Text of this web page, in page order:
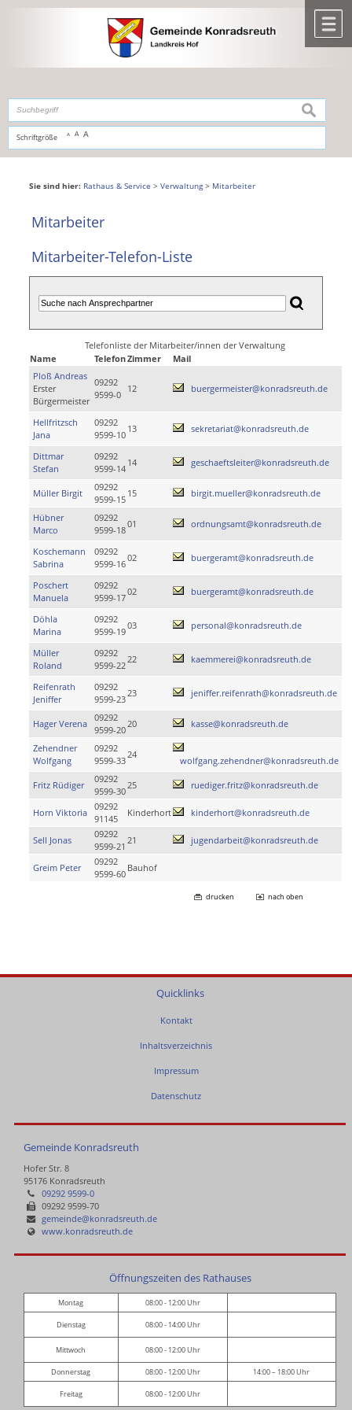
,zur Navigationoderzur Startseitespringen.
Schriftgröße A A A
suchen
Sie sind hier: Rathaus & Service > Verwaltung> Mitarbeiter
Mitarbeiter
Mitarbeiter-Telefon-Liste
Telefonliste der Mitarbeiter/innen der Verwaltung
Name
TelefonZimmer
Mail
Ploß Andreas
Erster
Bürgermeister
09292
9599-0
12 buergermeister@konradsreuth.de
Hellfritzsch
Jana
09292
9599-10
13 sekretariat@konradsreuth.de
Dittmar
Stefan
09292
9599-14
14 geschaeftsleiter@konradsreuth.de
Müller Birgit
09292
9599-15
15 birgit.mueller@konradsreuth.de
Hübner
Marco
09292
9599-18
01 ordnungsamt@konradsreuth.de
Koschemann
Sabrina
09292
9599-16
02 buergeramt@konradsreuth.de
Poschert
Manuela
09292
9599-17
02 buergeramt@konradsreuth.de
Döhla
Marina
09292
9599-19
03 personal@konradsreuth.de
Müller
Roland
09292
9599-22
22 kaemmerei@konradsreuth.de
Reifenrath
Jeniffer
09292
9599-23
23 jeniffer.reifenrath@konradsreuth.de
Hager Verena
09292
9599-20
20 kasse@konradsreuth.de
Zehendner
Wolfgang
09292
9599-33
24
wolfgang.zehendner@konradsreuth.de
Fritz Rüdiger
09292
9599-30
25 ruediger.fritz@konradsreuth.de
Horn Viktoria
09292
91145
Kinderhort kinderhort@konradsreuth.de
Sell Jonas
09292
9599-21
21 jugendarbeit@konradsreuth.de
Greim Peter
09292
9599-60
Bauhof
drucken nach oben
Quicklinks
Kontakt
Inhaltsverzeichnis
Impressum
Datenschutz
Gemeinde Konradsreuth
Hofer Str. 8
95176 Konradsreuth
09292 9599-0
09292 9599-70
gemeinde@konradsreuth.de
www.konradsreuth.de
Öffnungszeiten des Rathauses
Montag 08:00 - 12:00 Uhr
Dienstag 08:00 - 14:00 Uhr
Mittwoch 08:00 - 12:00 Uhr
Donnerstag 08:00 - 12:00 Uhr 14:00 – 18:00 Uhr
Freitag 08:00 - 12:00 Uhr